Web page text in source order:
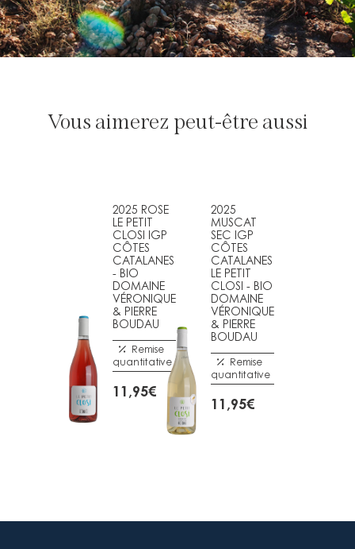
Vous aimerez peut-être aussi
2025 ROSE
LE PETIT
CLOSI IGP
CÔTES
CATALANES
- BIO
DOMAINE
VÉRONIQUE
& PIERRE
BOUDAU
Remise
quantitative
11,95€
2025
MUSCAT
SEC IGP
CÔTES
CATALANES
LE PETIT
CLOSI - BIO
DOMAINE
VÉRONIQUE
& PIERRE
BOUDAU
Remise
quantitative
11,95€